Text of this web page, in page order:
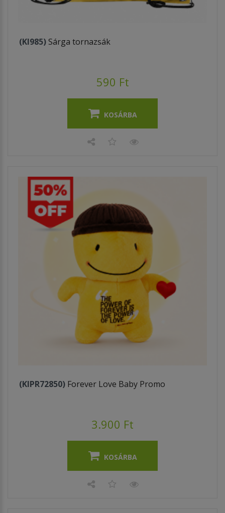
(KI985) Sárga tornazsák
590 Ft
KOSÁRBA
(KIPR72850) Forever Love Baby Promo
3.900 Ft
KOSÁRBA